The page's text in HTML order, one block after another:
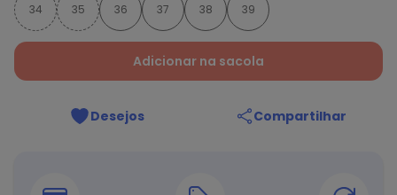
34 35 36 37 38 39
Adicionar na sacola
Desejos Compartilhar